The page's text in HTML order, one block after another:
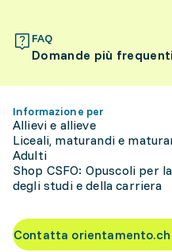
FAQ
Domande più frequenti
Informazione per
Allievi e allieve
Liceali, maturandi e
Adulti
Shop CSFO: Opuscoli per
degli studi e della carriera
Contatta orientamento.ch